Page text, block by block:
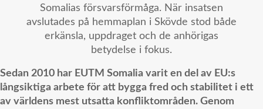
Somalias försvarsförmåga. När insatsen
avslutades på hemmaplan i Skövde stod både
erkänsla, uppdraget och de anhörigas
betydelse i fokus.
Sedan 2010 har EUTM Somalia varit en del av EU:s
långsiktiga arbete för att bygga fred och stabilitet i ett
av världens mest utsatta konfliktområden. Genom